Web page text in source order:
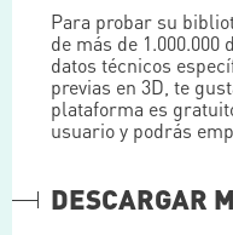
Para probar su
de más de 1.000.000
datos técnicos
previas en 3D, te
plataforma es
usuario y podrás
DESCARGAR